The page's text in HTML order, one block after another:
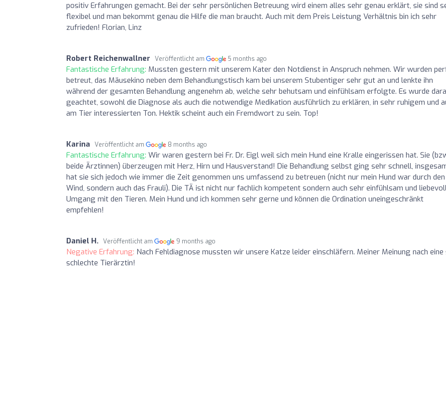
positiv Erfahrungen gemacht. Bei der sehr persönlichen Betreuung wird einem alles sehr genau erklärt, sie sind
flexibel und man bekommt genau die Hilfe die man braucht. Auch mit dem Preis Leistung Verhältnis bin ich sehr
zufrieden! Florian, Linz
Robert Reichenwallner Veröffentlicht am 5 months ago
Fantastische Erfahrung: Mussten gestern mit unserem Kater den Notdienst in Anspruch nehmen. Wir wurden
betreut, das Mäusekino neben dem Behandlungstisch kam bei unserem Stubentiger sehr gut an und lenkte ihn
während der gesamten Behandlung angenehm ab, welche sehr behutsam und einfühlsam erfolgte. Es wurde
geachtet, sowohl die Diagnose als auch die notwendige Medikation ausführlich zu erklären, in sehr ruhigem und
am Tier interessierten Ton. Hektik scheint auch ein Fremdwort zu sein. Top!
Karina Veröffentlicht am 8 months ago
Fantastische Erfahrung: Wir waren gestern bei Fr. Dr. Eigl weil sich mein Hund eine Kralle eingerissen hat. Sie
beide Ärztinnen) überzeugen mit Herz, Hirn und Hausverstand! Die Behandlung selbst ging sehr schnell,
hat sie sich jedoch wie immer die Zeit genommen uns umfassend zu betreuen (nicht nur mein Hund war durch den
Wind, sondern auch das Frauli). Die TÄ ist nicht nur fachlich kompetent sondern auch sehr einfühlsam und
Umgang mit den Tieren. Mein Hund und ich kommen sehr gerne und können die Ordination uneingeschränkt
empfehlen!
Daniel H. Veröffentlicht am 9 months ago
Negative Erfahrung: Nach Fehldiagnose mussten wir unsere Katze leider einschläfern. Meiner Meinung nach eine
schlechte Tierärztin!